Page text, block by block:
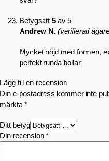
Betygsatt 5 av 5
Andrew N. (verifierad
Mycket nöjd med formen,
perfekt runda bollar
Lägg till en recension
Din e-postadress kommer inte
märkta *
Ditt betyg
Din recension *